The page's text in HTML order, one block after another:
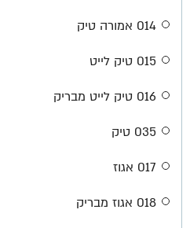
014 אמורה טיק
015 טיק לייט
016 טיק לייט מבריק
035 טיק
017 אגוז
018 אגוז מבריק